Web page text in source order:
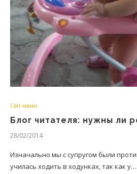
Світ мами
Блог читателя: нужны ли
28/02/2014
Изначально мы с супругом были
училась ходить в ходунках, так как у…